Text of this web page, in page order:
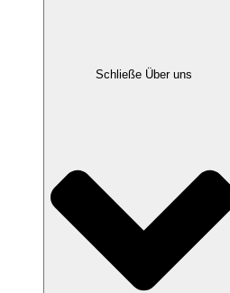
Schließe Über uns